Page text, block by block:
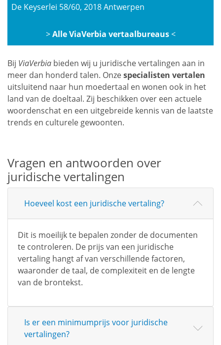
De Keyserlei 58/60, 2018 Antwerpen
>Alle ViaVerbia vertaalbureaus<
Bij ViaVerbia bieden wij u juridische vertalingen aan in
meer dan honderd talen. Onzespecialisten vertalen
uitsluitend naar hun moedertaal en wonen ook in het
land van de doeltaal. Zij beschikken over een actuele
woordenschat en een uitgebreide kennis van de laatste
trends en culturele gewoonten.
Vragen en antwoorden over
juridische vertalingen
Hoeveel kost een juridische vertaling?
Dit is moeilijk te bepalen zonder de documenten
te controleren. De prijs van een juridische
vertaling hangt af van verschillende factoren,
waaronder de taal, de complexiteit en de lengte
van de brontekst.
Is er een minimumprijs voor juridische
vertalingen?